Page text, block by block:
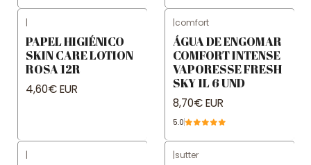
|
PAPEL HIGIÉNICO
SKIN CARE LOTION
ROSA 12R
4,60€ EUR
|comfort
ÁGUA DE ENGOMAR
COMFORT INTENSE
VAPORESSE FRESH
SKY 1L 6 UND
8,70€ EUR
5.0
| |sutter